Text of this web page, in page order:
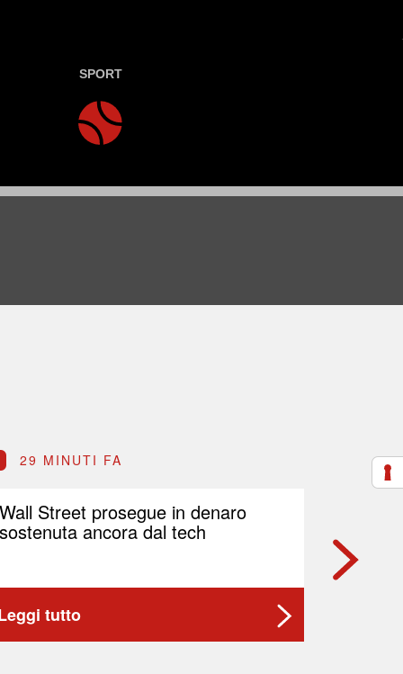
SPORT
29 MINUTI FA
Wall Street prosegue in denaro
sostenuta ancora dal tech
tutto
39